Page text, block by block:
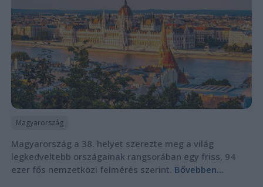
Magyarország
Magyarország a 38. helyet szerezte meg a világ
legkedveltebb országainak rangsorában egy friss, 94
ezer fős nemzetközi felmérés szerint. Bővebben...